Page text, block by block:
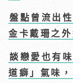
盤點曾流出
金卡戴珊之外
談戀愛也有
道癖」氣味